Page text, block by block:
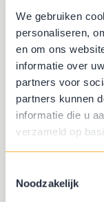
We gebruiken
personaliseren,
en om ons
informatie over
partners voor
partners kunnen
informatie die u
verzameld op
Noodzakelijk
het makkelijkste.
gieter of emmer
dit niet met een
en kan je doek
op naar stap 3.